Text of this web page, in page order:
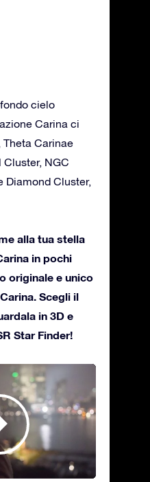
cielo
Carina ci
Theta Carinae
Cluster, NGC
Diamond Cluster,
alla tua stella
in pochi
originale e unico
Scegli il
in 3D e
Star Finder!